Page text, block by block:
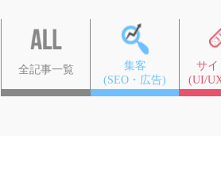
全記事一覧
集客
(SEO・広告)
サイ
(UI/